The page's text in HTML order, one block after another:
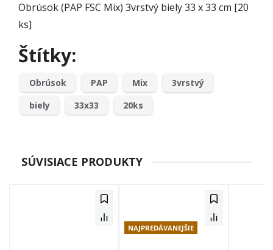
Obrúsok (PAP FSC Mix) 3vrstvý biely 33 x 33 cm [20
ks]
Štítky:
Obrúsok PAP Mix
3vrstvý
biely
33x33 20ks
SÚVISIACE PRODUKTY
NAJPREDÁVANEJŠIE